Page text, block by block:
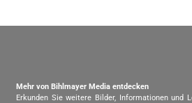
Mehr von Bihlmayer Media entdecken
Erkunden Sie weitere Bilder, Informationen und